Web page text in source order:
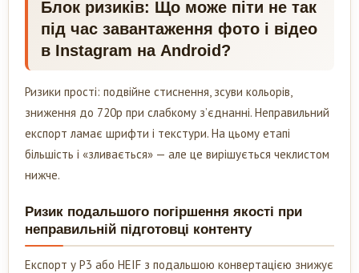
Блок ризиків: Що може піти не так
під час завантаження фото і відео
в Instagram на Android?
Ризики прості: подвійне стиснення, зсуви кольорів,
зниження до 720p при слабкому з’єднанні. Неправильний
експорт ламає шрифти і текстури. На цьому етапі
більшість і «зливається» — але це вирішується чеклистом
нижче.
Ризик подальшого погіршення якості при
неправильній підготовці контенту
Експорт у P3 або HEIF з подальшою конвертацією знижує